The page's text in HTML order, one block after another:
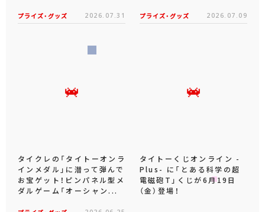
プライズ・グッズ 2026.07.31 プライズ・グッズ 2026.07.09
タイクレの「タイトーオンラ
インメダル」に潜って弾んで
お宝ゲット！ピンパネル型メ
ダルゲーム「オーシャン...
タイトーくじオンライン -
Plus- に「とある科学の超
電磁砲T」くじが6月19日
（金）登場！